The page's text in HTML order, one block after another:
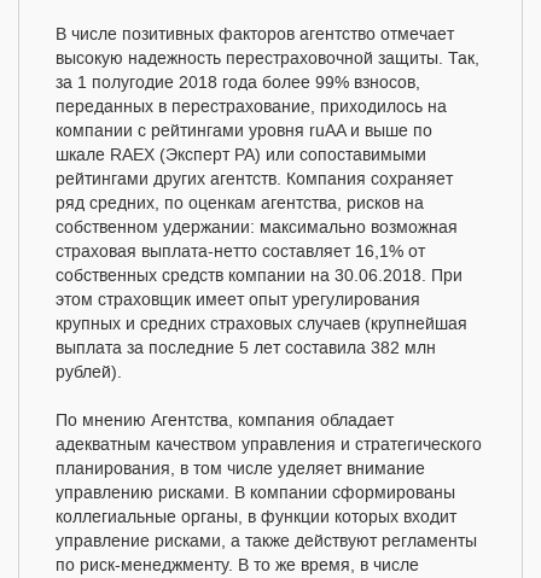
В числе позитивных факторов агентство отмечает
высокую надежность перестраховочной защиты. Так,
за 1 полугодие 2018 года более 99% взносов,
переданных в перестрахование, приходилось на
компании с рейтингами уровня ruAA и выше по
шкале RAEX (Эксперт РА) или сопоставимыми
рейтингами других агентств. Компания сохраняет
ряд средних, по оценкам агентства, рисков на
собственном удержании: максимально возможная
страховая выплата-нетто составляет 16,1% от
собственных средств компании на 30.06.2018. При
этом страховщик имеет опыт урегулирования
крупных и средних страховых случаев (крупнейшая
выплата за последние 5 лет составила 382 млн
рублей).
По мнению Агентства, компания обладает
адекватным качеством управления и стратегического
планирования, в том числе уделяет внимание
управлению рисками. В компании сформированы
коллегиальные органы, в функции которых входит
управление рисками, а также действуют регламенты
по риск-менеджменту. В то же время, в числе